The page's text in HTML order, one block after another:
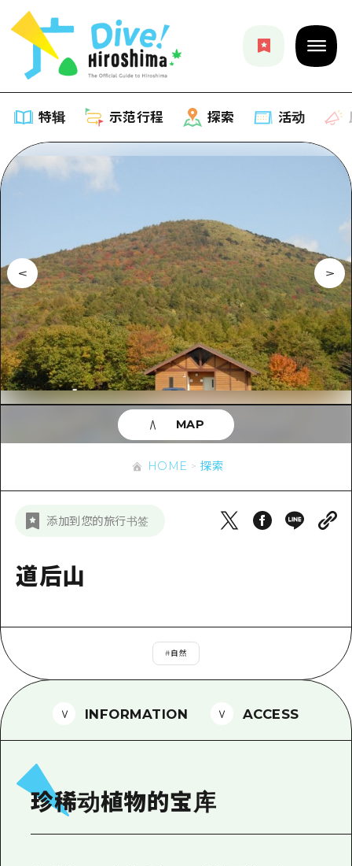
特辑 示范行程 探索 活动
推荐
艺术
活动·庙会
美食·酒水
骑自行车
购物
运动
夜晚生活
治愈
示范行程
列表
Dive!Hiroshima官方向导
广岛随意旅行
广岛市内
安艺
答对了
宫岛周边
1晚2天
2晚3天
探索
列表
广岛市内
安艺
答對了
美北
东山口
活动
应时信息
有用的信息
列表
广岛免费无线上网
常见问题解答
新闻
HOME 探索
添加到您的旅行书签
道后山
#自然
MAP
INFORMATION ACCESS
珍稀动植物的宝库